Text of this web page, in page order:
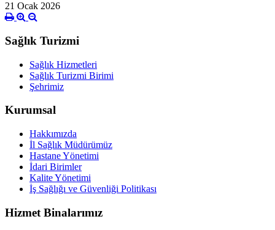
21 Ocak 2026
Sağlık Turizmi
Sağlık Hizmetleri
Sağlık Turizmi Birimi
Şehrimiz
Kurumsal
Hakkımızda
İl Sağlık Müdürümüz
Hastane Yönetimi
İdari Birimler
Kalite Yönetimi
İş Sağlığı ve Güvenliği Politikası
Hizmet Binalarımız